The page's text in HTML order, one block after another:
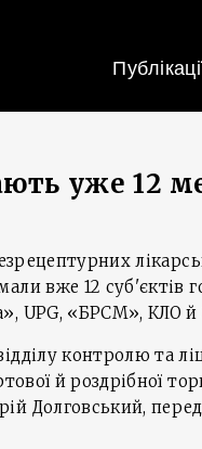
уже 12
вже 12 суб'єктів
UPG, «БРСМ», КЛО й
контролю та
й роздрібної
Долговський,